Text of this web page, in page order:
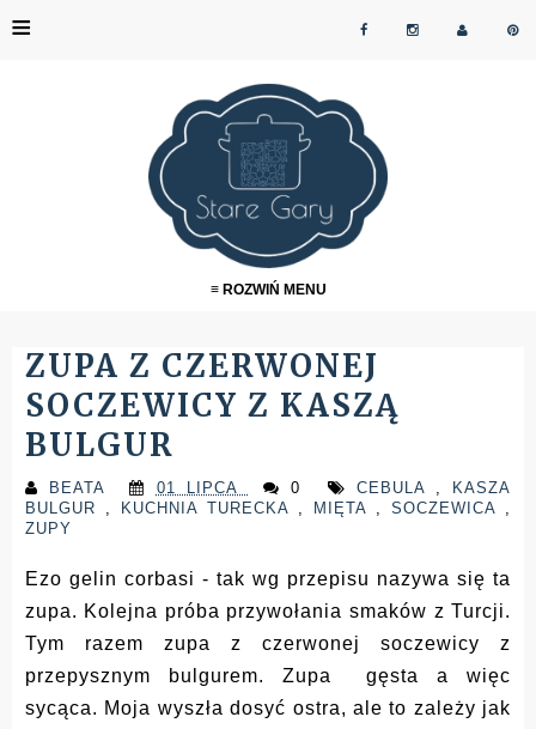
≡
≡ ROZWIŃ MENU
ZUPA Z CZERWONEJ
SOCZEWICY Z KASZĄ
BULGUR
BEATA 01 LIPCA 0 CEBULA ,
KASZA
BULGUR , KUCHNIA TURECKA , MIĘTA ,SOCZEWICA ,
ZUPY
Ezo gelin corbasi - tak wg przepisu nazywa się ta
zupa. Kolejna próba przywołania smaków z Turcji.
Tym razem zupa z czerwonej soczewicy z
przepysznym bulgurem. Zupa gęsta a więc
sycąca. Moja wyszła dosyć ostra, ale to zależy jak